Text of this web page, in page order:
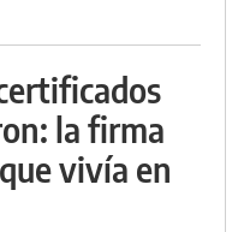
la firma
vivía en